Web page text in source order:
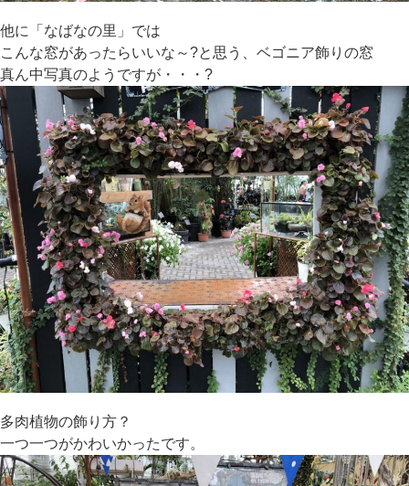
他に「なばなの里」では
こんな窓があったらいいな～?と思う、ベゴニア飾りの窓
真ん中写真のようですが・・・?
多肉植物の飾り方？
一つ一つがかわいかったです。